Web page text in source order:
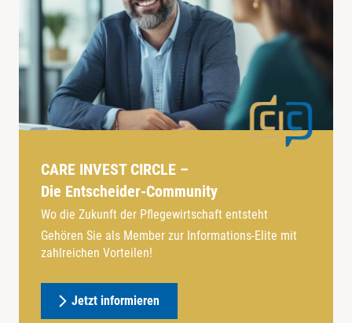
CARE INVEST CIRCLE –
Die Entscheider-Community
Wo die Zukunft der Pflegewirtschaft entsteht
Gehören Sie als Member zur Informations-Elite mit
zahlreichen Vorteilen!
Jetzt informieren